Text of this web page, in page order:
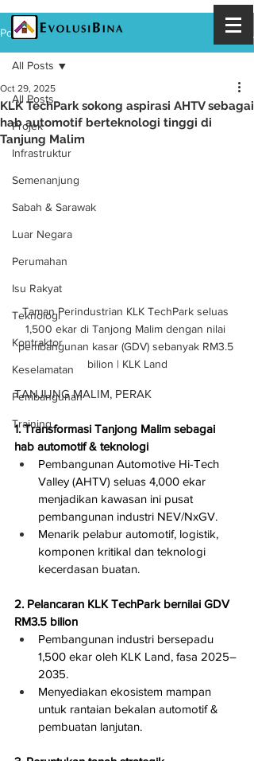
Post
All Posts
Projek
Infrastruktur
Semenanjung
Sabah & Sarawak
Luar Negara
Perumahan
Isu Rakyat
Teknologi
Kontraktor
Keselamatan
Pembangunan
Training
All Posts
KLK TechPark sokong aspirasi AHTV sebagai
hab automotif berteknologi tinggi di
Tanjung Malim
Oct 29, 2025
Taman Perindustrian KLK TechPark seluas
1,500 ekar di Tanjong Malim dengan nilai
pembangunan kasar (GDV) sebanyak RM3.5
bilion | KLK Land
TANJUNG MALIM, PERAK
1. Transformasi Tanjong Malim sebagai
hab automotif & teknologi
Pembangunan Automotive Hi-Tech
Valley (AHTV) seluas 4,000 ekar
menjadikan kawasan ini pusat
pembangunan industri NEV/NxGV.
Menarik pelabur automotif, logistik,
komponen kritikal dan teknologi
kecerdasan buatan.
2. Pelancaran KLK TechPark bernilai GDV
RM3.5 bilion
Pembangunan industri bersepadu
1,500 ekar oleh KLK Land, fasa 2025–
2035.
Menyediakan ekosistem mampan
untuk rantaian bekalan automotif &
pembuatan lanjutan.